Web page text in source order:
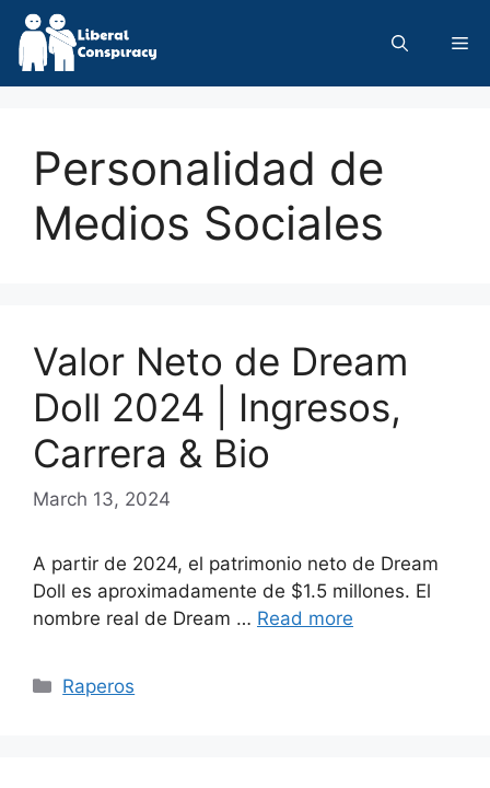
Skip
content
Personalidad de
Medios Sociales
Valor Neto de Dream
Doll 2024 | Ingresos,
Carrera & Bio
March 13, 2024
A partir de 2024, el patrimonio neto de Dream
Doll es aproximadamente de $1.5 millones. El
nombre real de Dream … Read more
Categories
Raperos